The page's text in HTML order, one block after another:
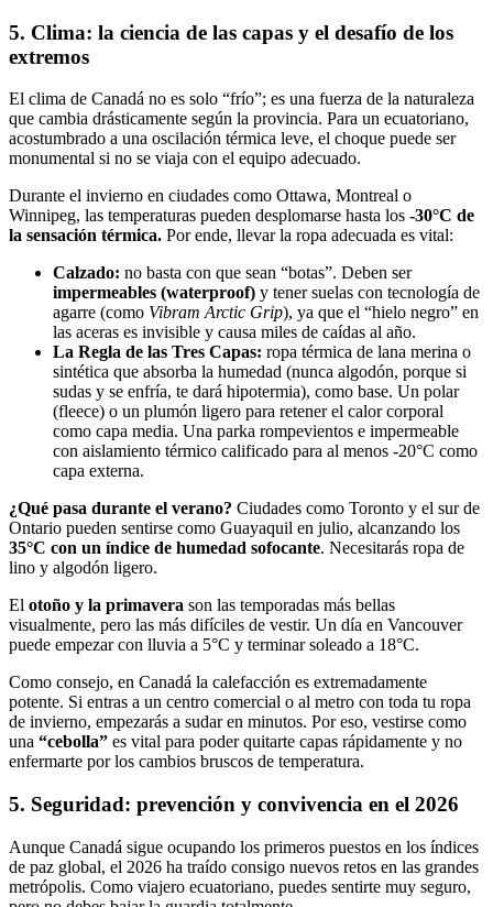
5. Clima: la ciencia de las capas y el desafío de los
extremos
El clima de Canadá no es solo “frío”; es una fuerza de la naturaleza
que cambia drásticamente según la provincia. Para un ecuatoriano,
acostumbrado a una oscilación térmica leve, el choque puede ser
monumental si no se viaja con el equipo adecuado.
Durante el invierno en ciudades como Ottawa, Montreal o
Winnipeg, las temperaturas pueden desplomarse hasta los -30°C de
la sensación térmica. Por ende, llevar la ropa adecuada es vital:
Calzado: no basta con que sean “botas”. Deben ser
impermeables (waterproof) y tener suelas con tecnología de
agarre (como Vibram Arctic Grip), ya que el “hielo negro” en
las aceras es invisible y causa miles de caídas al año.
La Regla de las Tres Capas: ropa térmica de lana merina o
sintética que absorba la humedad (nunca algodón, porque si
sudas y se enfría, te dará hipotermia), como base. Un polar
(fleece) o un plumón ligero para retener el calor corporal
como capa media. Una parka rompevientos e impermeable
con aislamiento térmico calificado para al menos -20°C como
capa externa.
¿Qué pasa durante el verano? Ciudades como Toronto y el sur de
Ontario pueden sentirse como Guayaquil en julio, alcanzando los
35°C con un índice de humedad sofocante. Necesitarás ropa de
lino y algodón ligero.
El otoño y la primavera son las temporadas más bellas
visualmente, pero las más difíciles de vestir. Un día en Vancouver
puede empezar con lluvia a 5°C y terminar soleado a 18°C.
Como consejo, en Canadá la calefacción es extremadamente
potente. Si entras a un centro comercial o al metro con toda tu ropa
de invierno, empezarás a sudar en minutos. Por eso, vestirse como
una “cebolla” es vital para poder quitarte capas rápidamente y no
enfermarte por los cambios bruscos de temperatura.
5. Seguridad: prevención y convivencia en el 2026
Aunque Canadá sigue ocupando los primeros puestos en los índices
de paz global, el 2026 ha traído consigo nuevos retos en las grandes
metrópolis. Como viajero ecuatoriano, puedes sentirte muy seguro,